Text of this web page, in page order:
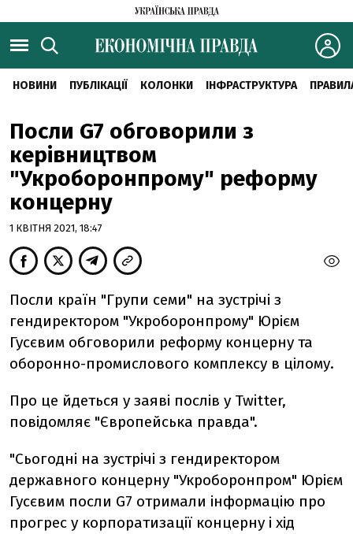
НОВИНИ ПУБЛІКАЦІЇ КОЛОНКИ ІНФРАСТРУКТУРА
Посли G7 обговорили з
керівництвом
"Укроборонпрому" реформу
концерну
1 КВІТНЯ 2021, 18:47
Посли країн "Групи семи" на зустрічі з
гендиректором "Укроборонпрому" Юрієм
Гусєвим обговорили реформу концерну та
оборонно-промислового комплексу в цілому.
Про це йдеться у заяві послів у Twitter,
повідомляє "Європейська правда".
"Сьогодні на зустрічі з гендиректором
державного концерну "Укроборонпром" Юрієм
Гусєвим посли G7 отримали інформацію про
прогрес у корпоратизації концерну і хід